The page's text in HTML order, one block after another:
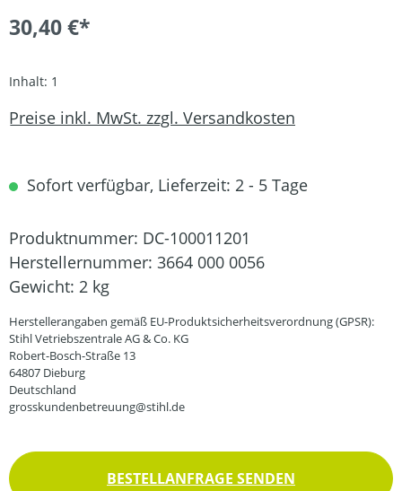
30,40 €*
Inhalt: 1
Preise inkl. MwSt. zzgl. Versandkosten
Sofort verfügbar, Lieferzeit: 2 - 5 Tage
Produktnummer: DC-100011201
Herstellernummer: 3664 000 0056
Gewicht: 2 kg
Herstellerangaben gemäß EU-Produktsicherheitsverordnung (GPSR):
Stihl Vetriebszentrale AG & Co. KG
Robert-Bosch-Straße 13
64807 Dieburg
Deutschland
grosskundenbetreuung@stihl.de
BESTELLANFRAGE SENDEN